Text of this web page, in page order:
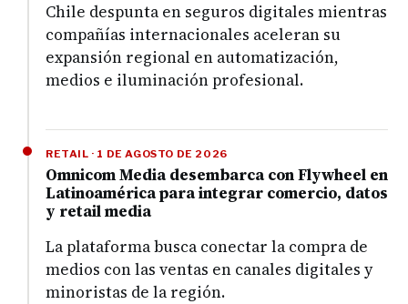
Chile despunta en seguros digitales mientras
compañías internacionales aceleran su
expansión regional en automatización,
medios e iluminación profesional.
RETAIL · 1 DE AGOSTO DE 2026
Omnicom Media desembarca con Flywheel en
Latinoamérica para integrar comercio, datos
y retail media
La plataforma busca conectar la compra de
medios con las ventas en canales digitales y
minoristas de la región.